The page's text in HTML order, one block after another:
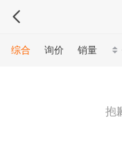
综合 询价 销量
抱